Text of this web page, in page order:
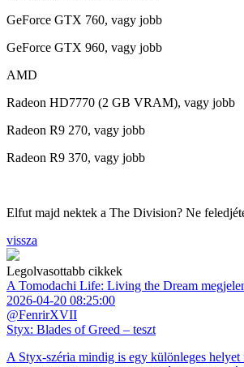
GeForce GTX 760, vagy jobb
GeForce GTX 960, vagy jobb
AMD
Radeon HD7770 (2 GB VRAM), vagy jobb
Radeon R9 270, vagy jobb
Radeon R9 370, vagy jobb
Elfut majd nektek a The Division? Ne
vissza
Legolvasottabb cikkek
A Tomodachi Life: Living the Dream
2026-04-20 08:25:00
@FenrirXVII
Styx: Blades of Greed – teszt
A Styx-széria mindig is egy különleges